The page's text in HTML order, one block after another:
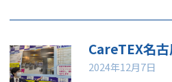
CareTEX名
2024年12月7日